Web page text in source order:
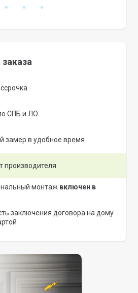
СПБ и ЛО
замер в удобное время
производителя
монтаж включен в
заключения договора на дому